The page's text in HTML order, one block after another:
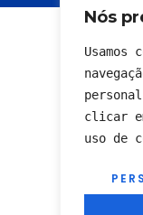
Nós
clicar
uso de
©